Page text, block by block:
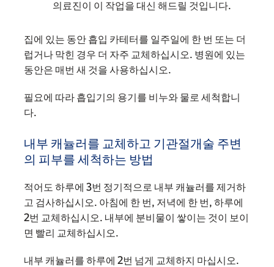
의료진이 이 작업을 대신 해드릴 것입니다.
집에 있는 동안 흡입 카테터를 일주일에 한 번 또는 더
럽거나 막힌 경우 더 자주 교체하십시오. 병원에 있는
동안은 매번 새 것을 사용하십시오.
필요에 따라 흡입기의 용기를 비누와 물로 세척합니
다.
내부 캐뉼러를 교체하고 기관절개술 주변
의 피부를 세척하는 방법
적어도 하루에 3번 정기적으로 내부 캐뉼러를 제거하
고 검사하십시오. 아침에 한 번, 저녁에 한 번, 하루에
2번 교체하십시오. 내부에 분비물이 쌓이는 것이 보이
면 빨리 교체하십시오.
내부 캐뉼러를 하루에 2번 넘게 교체하지 마십시오.